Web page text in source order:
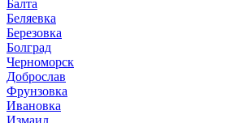
Балта
Беляевка
Березовка
Болград
Черноморск
Доброслав
Фрунзовка
Ивановка
Измаил